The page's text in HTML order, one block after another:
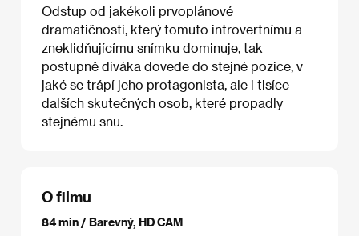
Odstup od jakékoli prvoplánové
dramatičnosti, který tomuto introvertnímu a
zneklidňujícímu snímku dominuje, tak
postupně diváka dovede do stejné pozice, v
jaké se trápí jeho protagonista, ale i tisíce
dalších skutečných osob, které propadly
stejnému snu.
O filmu
84 min / Barevný, HD CAM